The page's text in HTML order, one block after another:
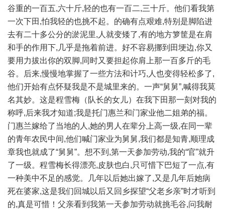
谷重的一百五,六十斤,轻的也有一百二,三十斤。他们看我第
一次下田,怕我轻的也挑不起。的确有点艰难,特别是脚陷进
去有二十多公分的淤泥里,人就变矮了,有的地方箩筐是在肩
和手的作用下,几乎是拖着前进。好不容易挪到田埂边,你又
要用力拔出你的双脚,同时又要担起你肩上那一百多斤的毛
谷。后来,慢慢地掌握了一些方法和计巧,人也变得轻松多了,
他们开始有点怀疑我是不是城里来的。一声“舅舅”,喊得我莫
名其妙。这是程雪梅（队长的女儿）在我下田那一刻对我的
称呼,后来我才知道;我是托门惠兰和门家业他二姐弟的福。
门惠兰嫁给了当地的人,她的男人在辈分上高一级,在同一辈
的青年农民中间,他们喊门家业为舅舅,我们都是知青,顺理成
章我也就成了“舅舅”。想不到,第一天参加劳动,我的“官”就升
了一级。程雪梅长得漂亮,皮肤也白,只可惜下巴短了一点,有
一种美中不足的感觉。几年以后她出嫁了,又是几年后她病
死在婆家,这是我们回城以后又回乡探望“父老乡亲”时才听到
的,真是可惜！父亲看到我第一天参加劳动就挑毛谷,问我耐